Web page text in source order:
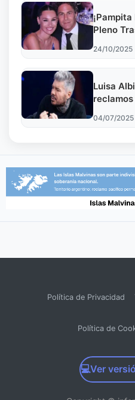
Pleno
24/10/2025
Luisa
04/07/2025
Política de Privacidad
Política de
💻Ver